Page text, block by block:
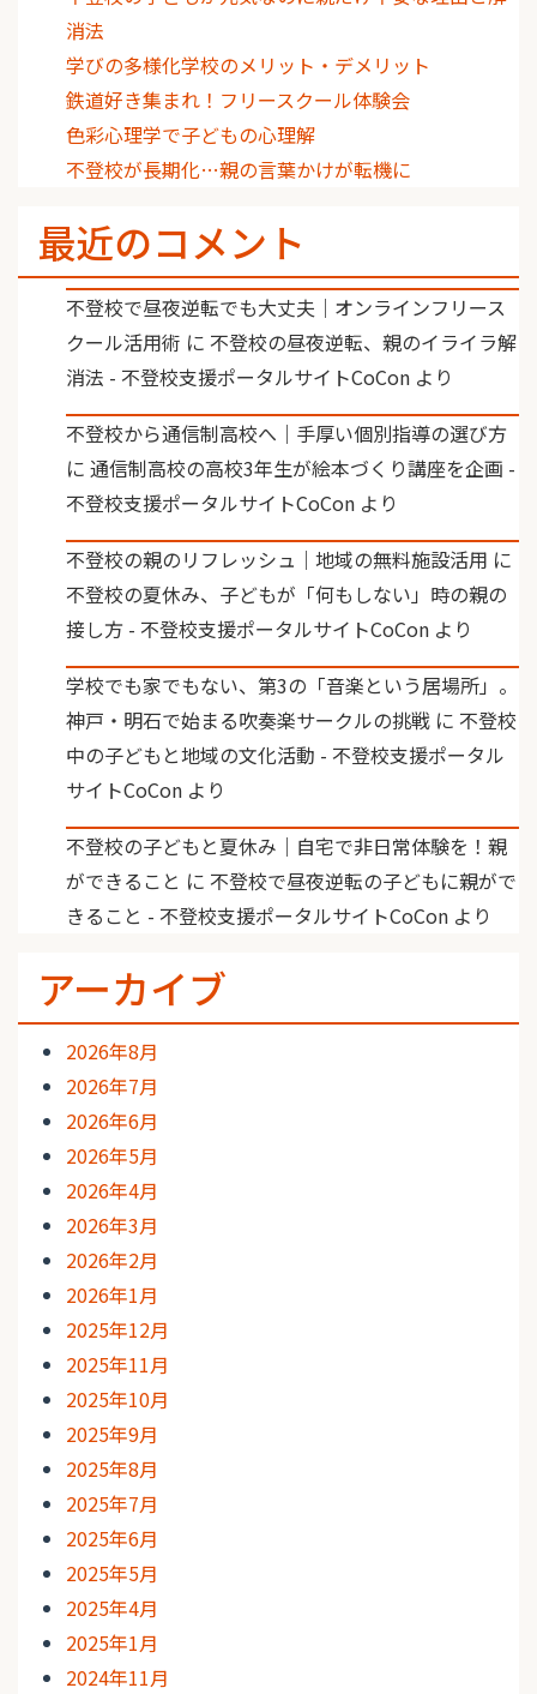
消法
学びの多様化学校のメリット・デメリット
鉄道好き集まれ！フリースクール体験会
色彩心理学で子どもの心理解
不登校が長期化…親の言葉かけが転機に
最近のコメント
不登校で昼夜逆転でも大丈夫｜オンラインフリース
クール活用術 に 不登校の昼夜逆転、親のイライラ解
消法 - 不登校支援ポータルサイトCoCon より
不登校から通信制高校へ｜手厚い個別指導の選び方
に 通信制高校の高校3年生が絵本づくり講座を企画 -
不登校支援ポータルサイトCoCon より
不登校の親のリフレッシュ｜地域の無料施設活用 に
不登校の夏休み、子どもが「何もしない」時の親の
接し方 - 不登校支援ポータルサイトCoCon より
学校でも家でもない、第3の「音楽という居場所」。
神戸・明石で始まる吹奏楽サークルの挑戦 に 不登校
中の子どもと地域の文化活動 - 不登校支援ポータル
サイトCoCon より
不登校の子どもと夏休み｜自宅で非日常体験を！親
ができること に 不登校で昼夜逆転の子どもに親がで
きること - 不登校支援ポータルサイトCoCon より
アーカイブ
2026年8月
2026年7月
2026年6月
2026年5月
2026年4月
2026年3月
2026年2月
2026年1月
2025年12月
2025年11月
2025年10月
2025年9月
2025年8月
2025年7月
2025年6月
2025年5月
2025年4月
2025年1月
2024年11月